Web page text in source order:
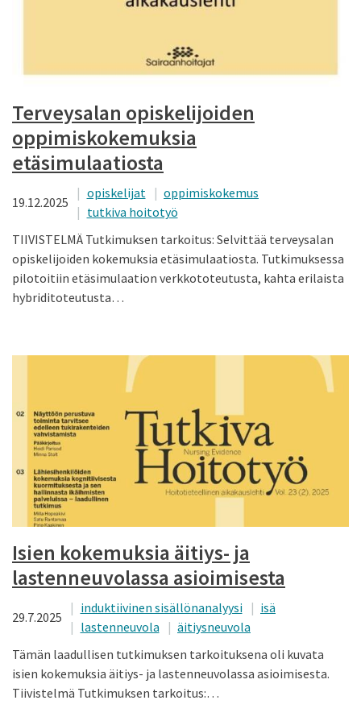
Terveysalan opiskelijoiden
oppimiskokemuksia
etäsimulaatiosta
19.12.2025
opiskelijat
oppimiskokemus
tutkiva hoitotyö
TIIVISTELMÄ Tutkimuksen tarkoitus: Selvittää terveysalan
opiskelijoiden kokemuksia etäsimulaatiosta. Tutkimuksessa
pilotoitiin etäsimulaation verkkototeutusta, kahta erilaista
hybriditoteutusta…
Isien kokemuksia äitiys- ja
lastenneuvolassa asioimisesta
29.7.2025
induktiivinen sisällönanalyysi
isä
lastenneuvola
äitiysneuvola
Tämän laadullisen tutkimuksen tarkoituksena oli kuvata
isien kokemuksia äitiys- ja lastenneuvolassa asioimisesta.
Tiivistelmä Tutkimuksen tarkoitus:…